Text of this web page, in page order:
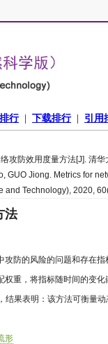
攻防效用度量方法[J]. 清
GUO Jiong. Metrics for
and Technology), 2020,
法
攻防的风险的问题和存在
重，将指标随时间的变
果表明：该方法可衡量
形